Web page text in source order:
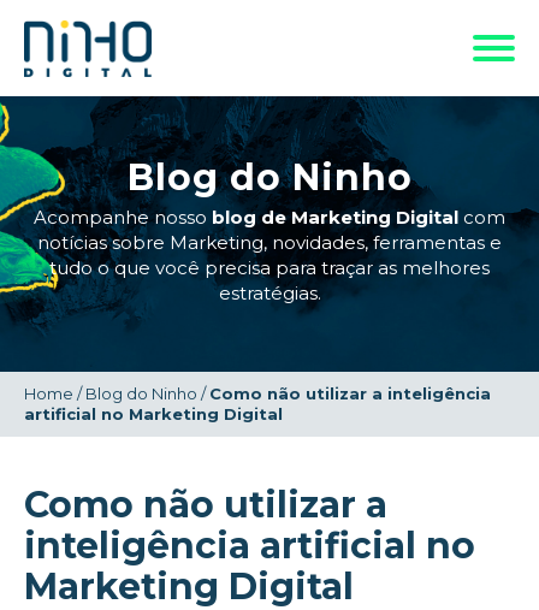
Blog do Ninho
Acompanhe nosso blog de Marketing Digital com
notícias sobre Marketing, novidades, ferramentas e
tudo o que você precisa para traçar as melhores
estratégias.
Home /Blog do Ninho /Como não utilizar a inteligência
artificial no Marketing Digital
Como não utilizar a
inteligência artificial no
Marketing Digital